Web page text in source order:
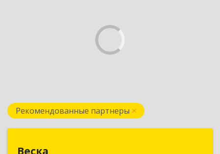
Рекомендованные партнеры
Веска